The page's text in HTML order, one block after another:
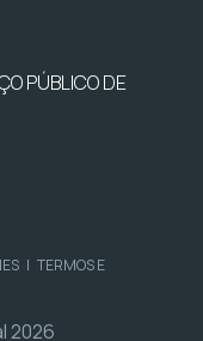
PÚBLICO DE
| TERMOS E
2026